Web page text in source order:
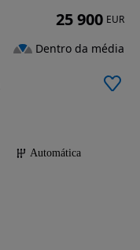
Automática
25 900 EUR
Dentro da média